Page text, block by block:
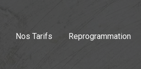
Nos Tarifs Reprogrammation